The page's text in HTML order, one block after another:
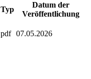
Typ
Datum der
Veröffentlichung
pdf 07.05.2026